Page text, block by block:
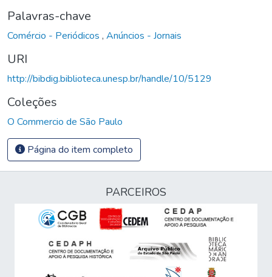
Palavras-chave
Comércio - Periódicos , Anúncios - Jornais
URI
http://bibdig.biblioteca.unesp.br/handle/10/5129
Coleções
O Commercio de São Paulo
Página do item completo
PARCEIROS